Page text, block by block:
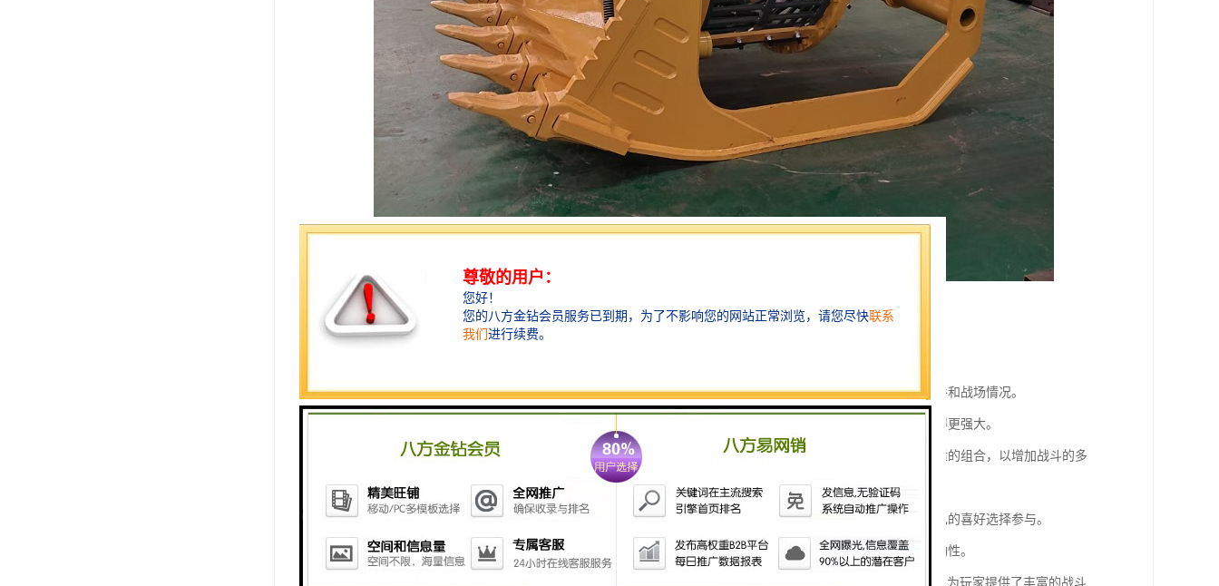
网格斗是一种在游戏中常见的战斗方式，具有以下功能：
2. 策略性：在网格斗中，玩家需要思考和制定战略，包括选择合适的角色、技能和装备等，以应对不同的对手和战场情况。
3. 角色成长：玩家可以通过战斗获得经验和奖励，提升角色的等级和能力，解锁新的技能和装备，使角色变得更强大。
4. 多样化的技能和装备：网格斗中通常有多种技能和装备可供选择，玩家可以根据自己的喜好和战术选择合适的组合，以增加战斗的多
样性和策略性。
5. 多种战斗模式：网格斗可以有多种不同的战斗模式，如单人对战、团队对战、竞技场等，玩家可以根据自己的喜好选择参与。
6. 社交互动：网格斗通常具有社交功能，玩家可以与其他玩家进行交流、组队和竞技，增加游戏的乐趣和互动性。
总之，网格斗通过实时对战、策略性、角色成长、多样化的技能和装备、多种战斗模式以及社交互动等功能，为玩家提供了丰富的战斗